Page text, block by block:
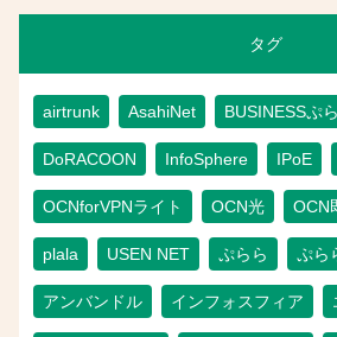
タグ
airtrunk AsahiNet BUSINESSぷ
DoRACOON InfoSphere IPoE
OCNforVPNライト OCN光 OCN
plala USEN NET ぷらら ぷら
アンバンドル インフォスフィア